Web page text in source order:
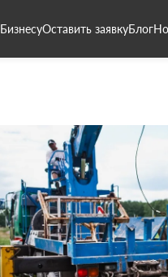
БизнесуОставить заявкуБлог